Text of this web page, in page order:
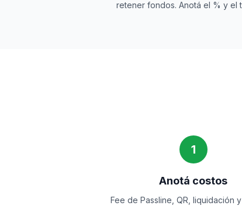
retener fondos. Anotá el % y el
1
Anotá costos
Fee de Passline, QR, liquidación